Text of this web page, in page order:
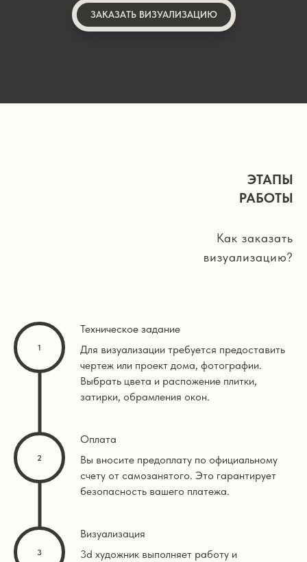
ЗАКАЗАТЬ ВИЗУАЛИЗАЦИЮ
ЭТАПЫ
РАБОТЫ
Как заказать
визуализацию?
Техническое задание
Для визуализации требуется предоставить
чертеж или проект дома, фотографии.
Выбрать цвета и распожение плитки,
затирки, обрамления окон.
Оплата
Вы вносите предоплату по официальному
счету от самозанятого. Это гарантирует
безопасность вашего платежа.
Визуализация
3d художник выполняет работу и